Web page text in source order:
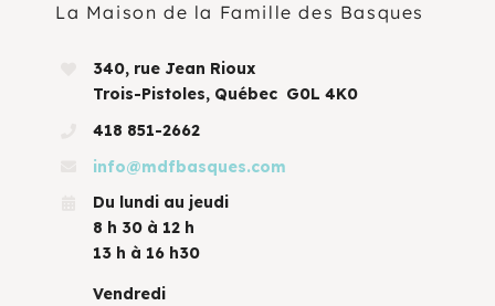
La Maison de la Famille des Basques
340, rue Jean Rioux
Trois-Pistoles, Québec G0L 4K0
418 851-2662
info@mdfbasques.com
Du lundi au jeudi
8 h 30 à 12 h
13 h à 16 h30
Vendredi